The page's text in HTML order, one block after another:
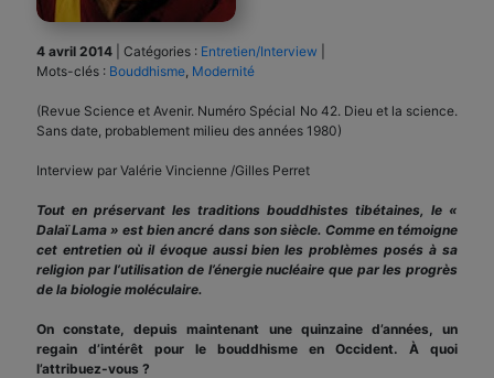
4 avril 2014 Catégories : Entretien/Interview
Mots-clés : Bouddhisme Modernité
(Revue Science et Avenir. Numéro Spécial No 42. Dieu et la science.
Sans date, probablement milieu des années 1980)
Interview par Valérie Vincienne /Gilles Perret
Tout en préservant les traditions bouddhistes tibétaines, le «
Dalaï Lama » est bien ancré dans son siècle. Comme en témoigne
cet entretien où il évoque aussi bien les problèmes posés à sa
religion par l’utilisation de l’énergie nucléaire que par les progrès
de la biologie moléculaire.
On constate, depuis maintenant une quinzaine d’années, un
regain d’intérêt pour le bouddhisme en Occident. À quoi
l’attribuez-vous ?